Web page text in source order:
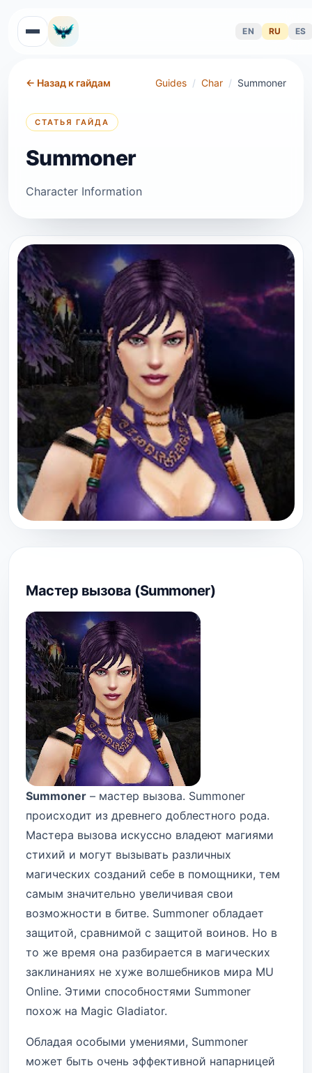
EN RU ES
← Назад к гайдам Guides / Char / Summoner
СТАТЬЯ ГАЙДА
Summoner
Character Information
Мастер вызова (Summoner)
Summoner – мастер вызова. Summoner
происходит из древнего доблестного рода.
Мастера вызова искуссно владеют магиями
стихий и могут вызывать различных
магических созданий себе в помощники, тем
самым значительно увеличивая свои
возможности в битве. Summoner обладает
защитой, сравнимой с защитой воинов. Но в
то же время она разбирается в магических
заклинаниях не хуже волшебников мира MU
Online. Этими способностями Summoner
похож на Magic Gladiator.
Обладая особыми умениями, Summoner
может быть очень эффективной напарницей